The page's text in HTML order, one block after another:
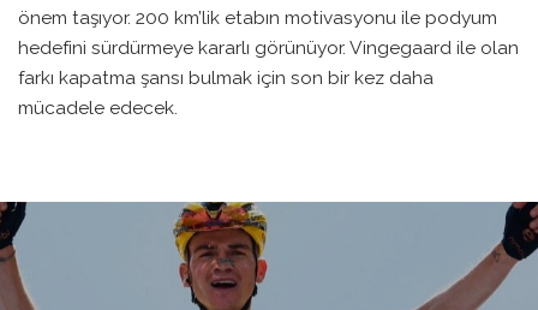
önem taşıyor. 200 km’lik etabın motivasyonu ile podyum
hedefini sürdürmeye kararlı görünüyor. Vingegaard ile olan
farkı kapatma şansı bulmak için son bir kez daha
mücadele edecek.